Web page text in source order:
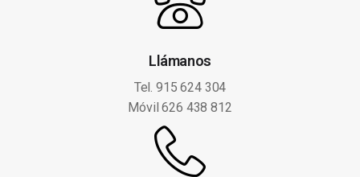
Llámanos
Tel. 915 624 304
Móvil 626 438 812